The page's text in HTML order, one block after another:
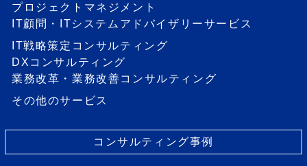
プロジェクトマネジメント
IT顧問・ITシステムアドバイザリーサービス
IT戦略策定コンサルティング
DXコンサルティング
業務改革・業務改善コンサルティング
その他のサービス
コンサルティング事例